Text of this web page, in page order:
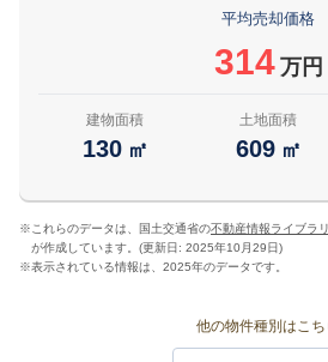
平均売却価格
314 万円
建物面積
130 ㎡
土地面積
609 ㎡
※ これらのデータは、国土交通省の不動産情報ライブラリ
が作成しています。(更新日: 2025年10月29日)
※表示されている情報は、2025年のデータです。
他の物件種別はこち